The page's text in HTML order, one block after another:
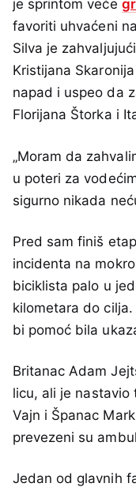
je sprintom veće
favoriti uhvaćeni
Silva je
Kristijana
napad i uspeo da
Florijana Štorka i
„Moram da
u poteri za
sigurno nikada
Pred sam finiš
incidenta na
biciklista palo u
kilometara do
bi pomoć bila
Britanac Adam
licu, ali je nastavio
Vajn i Španac
prevezeni su
Jedan od glavnih